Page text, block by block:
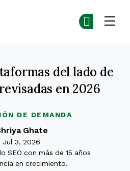
DE DEMANDA
del lado de
en 2026
Ghate
Jul 3, 2026
SEO con más de 15 años
en crecimiento.